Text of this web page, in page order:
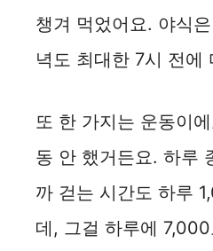
챙겨 먹었어요. 야식
녁도 최대한 7시 전에
또 한 가지는 운동이
동 안 했거든요. 하루
까 걷는 시간도 하루
데, 그걸 하루에